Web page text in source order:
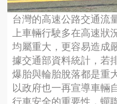
台灣的高速公路交通流
上車輛行駛多在高速狀
均屬重大，更容易造成
據交通部資料統計，若
爆胎與輪胎脫落都是重
以政府也一再宣導車輛
行車安全的重要性，蟬